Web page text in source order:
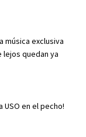
música exclusiva
lejos quedan ya
USO en el pecho!